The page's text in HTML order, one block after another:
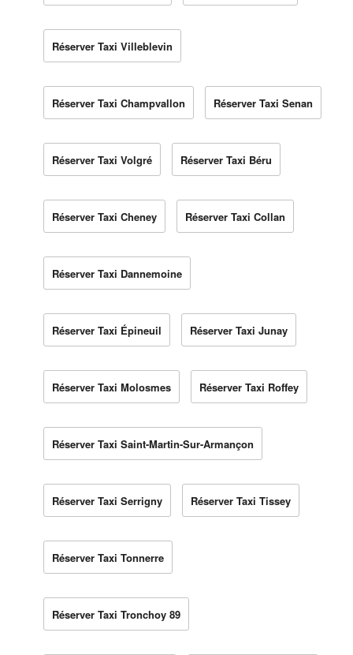
Réserver Taxi Villeblevin
Réserver Taxi Champvallon Réserver Taxi Senan
Réserver Taxi Volgré Réserver Taxi Béru
Réserver Taxi Cheney Réserver Taxi Collan
Réserver Taxi Dannemoine
Réserver Taxi Épineuil Réserver Taxi Junay
Réserver Taxi Molosmes Réserver Taxi Roffey
Réserver Taxi Saint-Martin-Sur-Armançon
Réserver Taxi Serrigny Réserver Taxi Tissey
Réserver Taxi Tonnerre
Réserver Taxi Tronchoy 89